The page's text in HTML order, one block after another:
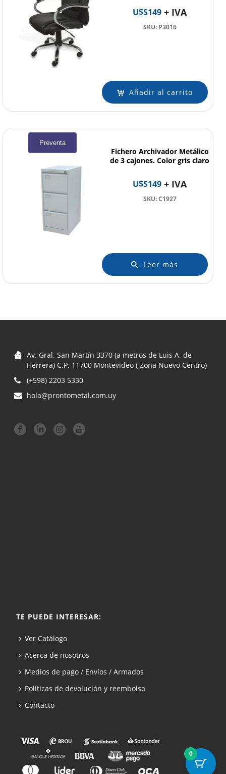
U$S149 + IVA
SKU: P3016
Añadir al carrito
Fichero Archivador Metálico
de 3 cajones. Color gris claro
Preventa
U$S149 + IVA
SKU: C1927
Leer más
Av. Gral. San Martín 3370 (a metros de Luis A. de
Herrera) C.P. 11700 Montevideo ( Zona Nuevo Centro)
(+598) 2203 5330
hola@prontometal.com.uy
TE PUEDE INTERESAR:
Ver Catálogo
Acerca de nosotros
Medios de pago / Envíos / Armados
Políticas de devolución y reembolso
Contacto
0